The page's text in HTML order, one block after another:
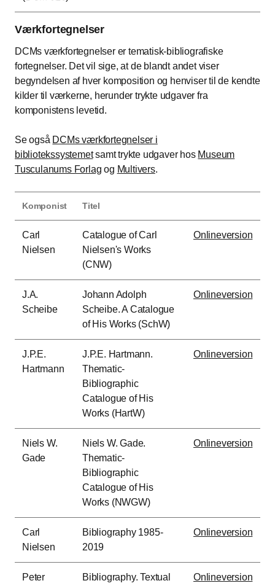
Værkfortegnelser
DCMs værkfortegnelser er tematisk-bibliografiske
fortegnelser. Det vil sige, at de blandt andet viser
begyndelsen af hver komposition og henviser til de kendte
kilder til værkerne, herunder trykte udgaver fra
komponistens levetid.
Se også DCMs værkfortegnelser i
bibliotekssystemetsamt trykte udgaver hos Museum
Tusculanums Forlag og Multivers.
Komponist Titel
Carl
Nielsen
Catalogue of Carl
Nielsen's Works
(CNW)
Onlineversion
J.A.
Scheibe
Johann Adolph
Scheibe. A Catalogue
of His Works (SchW)
Onlineversion
J.P.E.
Hartmann
J.P.E. Hartmann.
Thematic-
Bibliographic
Catalogue of His
Works (HartW)
Onlineversion
Niels W.
Gade
Niels W. Gade.
Thematic-
Bibliographic
Catalogue of His
Works (NWGW)
Onlineversion
Carl
Nielsen
Bibliography 1985-
2019
Onlineversion
Peter
Bibliography. Textual
Onlineversion